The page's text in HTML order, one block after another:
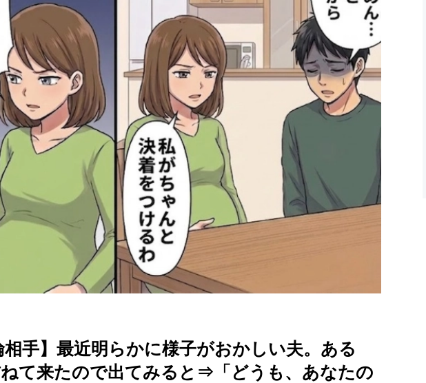
相手】最近明らかに様子がおかしい夫。ある
ねて来たので出てみると⇒「どうも、あなたの
「もう行列に並ばない！」ミスドのモ
バイルオーダー完全ガイド｜支払い方
法から受け取り方までネットオーダー
を徹底解説